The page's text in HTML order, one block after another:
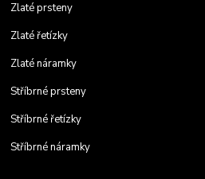
Zlaté prsteny
Zlaté řetízky
Zlaté náramky
Stříbrné prsteny
Stříbrné řetízky
Stříbrné náramky